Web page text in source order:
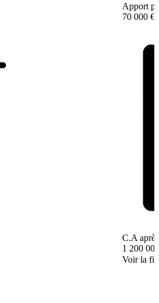
Apport
70 000 €
C.A
1 200
Voir la